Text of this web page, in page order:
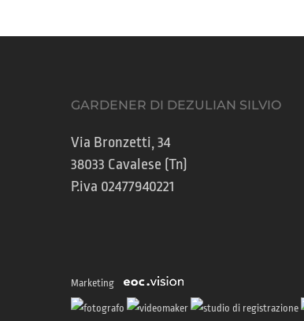
GARDENER DI DEZULIAN SILVIO
Via Bronzetti, 34
38033 Cavalese (Tn)
P.iva 02477940221
Marketing